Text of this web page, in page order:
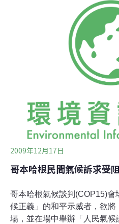
2009年12月17日
哥本哈根民間氣候訴求受
哥本哈根氣候談判(COP15)
候正義」的和平示威者，欲
場，並在場中舉辦「人民氣